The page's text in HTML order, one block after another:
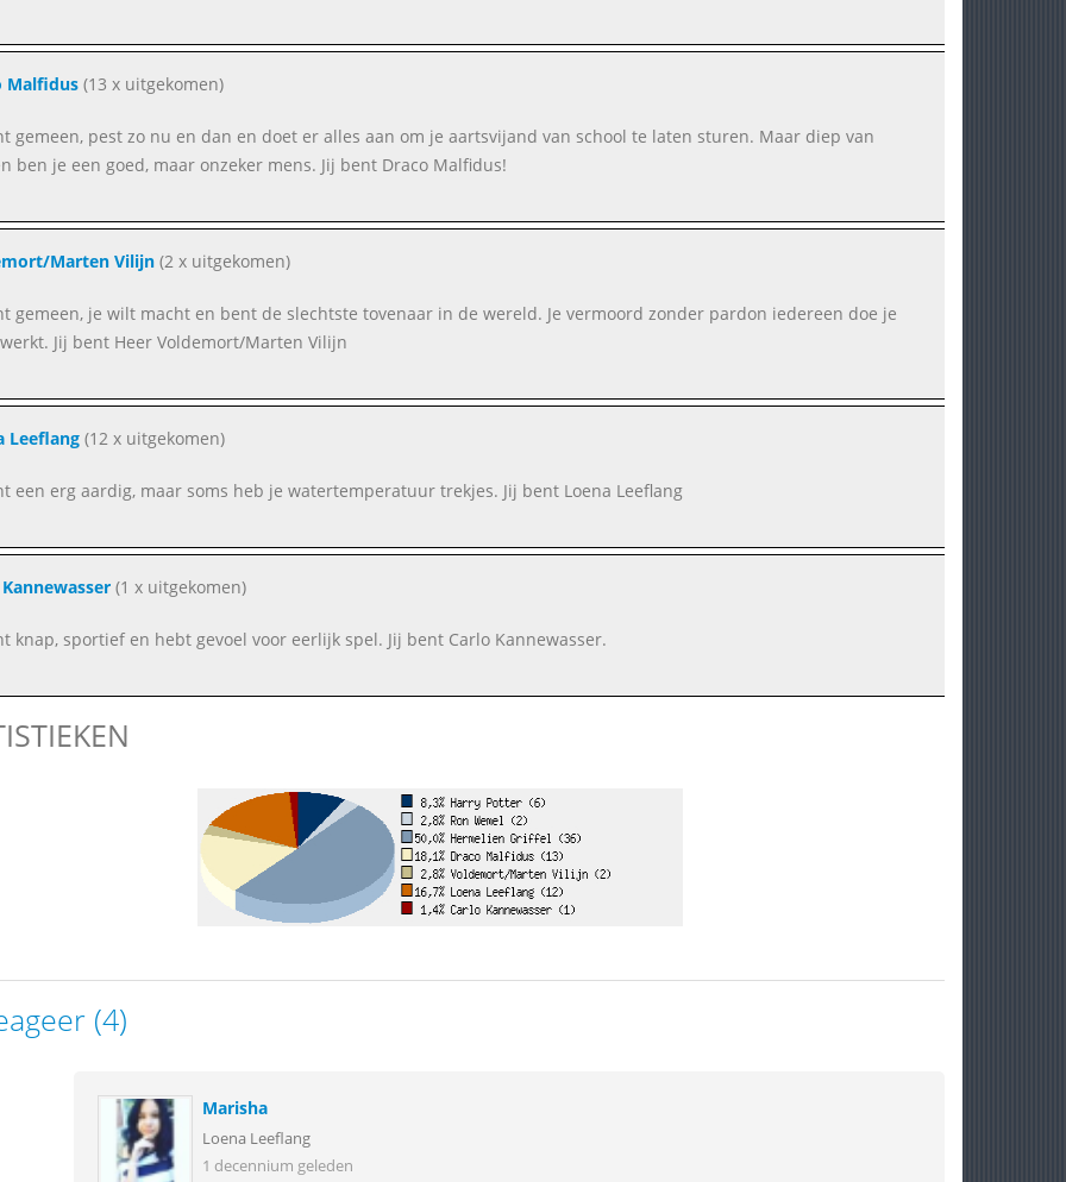
Malfidus(13 x uitgekomen)
gemeen, pest zo nu en dan en doet er alles aan om je aartsvijand van school te laten sturen. Maar diep van
ben je een goed, maar onzeker mens. Jij bent Draco Malfidus!
Marten Vilijn(2 x uitgekomen)
gemeen, je wilt macht en bent de slechtste tovenaar in de wereld. Je vermoord zonder pardon iedereen doe je
Jij bent Heer Voldemort/Marten Vilijn
Leeflang(12 x uitgekomen)
een erg aardig, maar soms heb je watertemperatuur trekjes. Jij bent Loena Leeflang
(1 x uitgekomen)
knap, sportief en hebt gevoel voor eerlijk spel. Jij bent Carlo Kannewasser.
(4)
Marisha
Loena Leeflang
1 decennium geleden